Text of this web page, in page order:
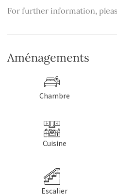
For further information,
Aménagements
Chambre
Cuisine
Escalier